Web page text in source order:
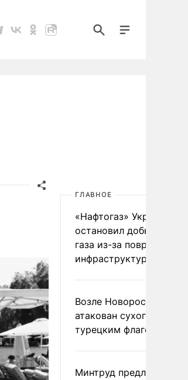
ГЛАВНОЕ
«Нафтогаз» Украины
остановил добычу
газа из-за повреждения
инфраструктуры
Возле Новороссийска
атакован сухогруз под
турецким флагом
Минтруд предложил